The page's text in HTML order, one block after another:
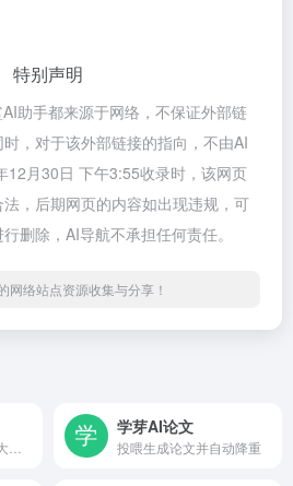
特别声明
助手都来源于网络，不保证外部链
，对于该外部链接的指向，不由AI
12月30日 下午3:55收录时，该网页
，后期网页的内容如出现违规，可
删除，AI导航不承担任何责任。
网络站点资源收集与分享！
学芽AI论文
投喂生成论文并自动降重